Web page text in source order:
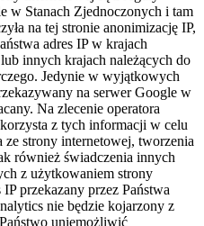
w Stanach Zjednoczonych i tam
na tej stronie anonimizację IP,
adres IP w krajach
innych krajach należących do
Jedynie w wyjątkowych
na serwer Google w
Na zlecenie operatora
z tych informacji w celu
ze strony internetowej, tworzenia
również świadczenia innych
z użytkowaniem strony
przekazany przez Państwa
nie będzie kojarzony z
uniemożliwić